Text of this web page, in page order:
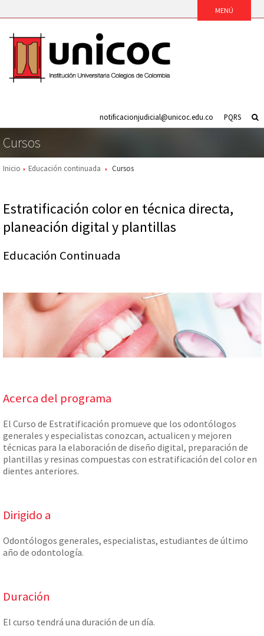
PQRS
notificacionjudicial@unicoc.edu.co
Cursos
Inicio Educación continuada Cursos
Estratificación color en técnica directa,
planeación digital y plantillas
Educación Continuada
Acerca del programa
El Curso de Estratificación promueve que los odontólogos
generales y especialistas conozcan, actualicen y mejoren
técnicas para la elaboración de diseño digital, preparación de
plantillas y resinas compuestas con estratificación del color en
dientes anteriores.
Dirigido a
Odontólogos generales, especialistas, estudiantes de último
año de odontología.
Duración
El curso tendrá una duración de un día.